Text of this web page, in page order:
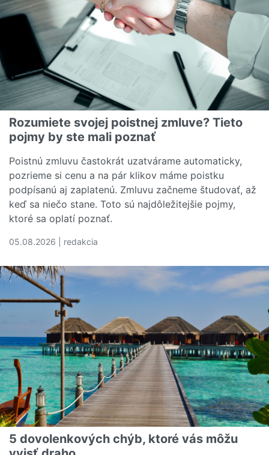
Rozumiete svojej poistnej zmluve? Tieto
pojmy by ste mali poznať
Poistnú zmluvu častokrát uzatvárame automaticky,
pozrieme si cenu a na pár klikov máme poistku
podpísanú aj zaplatenú. Zmluvu začneme študovať, až
keď sa niečo stane. Toto sú najdôležitejšie pojmy,
ktoré sa oplatí poznať.
05.08.2026 | redakcia
5 dovolenkových chýb, ktoré vás môžu